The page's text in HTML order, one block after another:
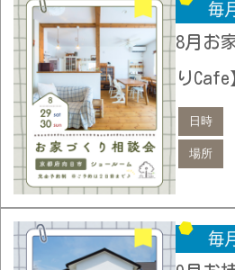
8月お
りCafe
日時
場所